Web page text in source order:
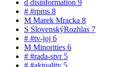
d disinformation 9
# #rpms 8
M Marek Mracka 8
S SlovenskýRozhlas 7
# #tv-joj 6
M Minorities 6
# #rada-stvr 5
# #aktuality 5